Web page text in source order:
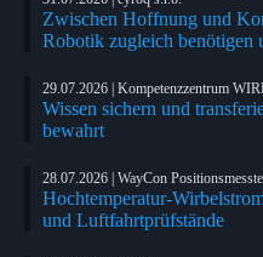
Zwischen Hoffnung und
Robotik zugleich benötigen
29.07.2026 | Kompetenzzentrum
Wissen sichern und
bewahrt
28.07.2026 | WayCon
Hochtemperatur-
und Luftfahrtprüfstände